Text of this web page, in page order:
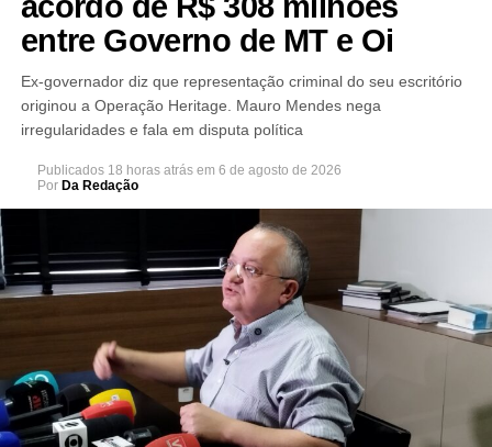
entre Governo de MT e Oi
Ex-governador diz que representação criminal do seu escritório
originou a Operação Heritage. Mauro Mendes nega
irregularidades e fala em disputa política
Publicados 18 horas atrás em 6 de agosto de 2026
Por Da Redação